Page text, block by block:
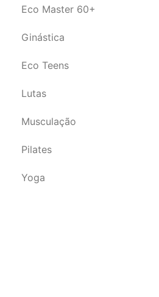
Eco Master 60+
Ginástica
Eco Teens
Lutas
Musculação
Pilates
Yoga